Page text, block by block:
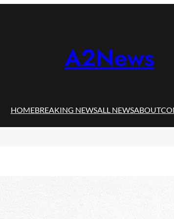
A2News
HOMEBREAKING NEWSALL NEWSABOUT